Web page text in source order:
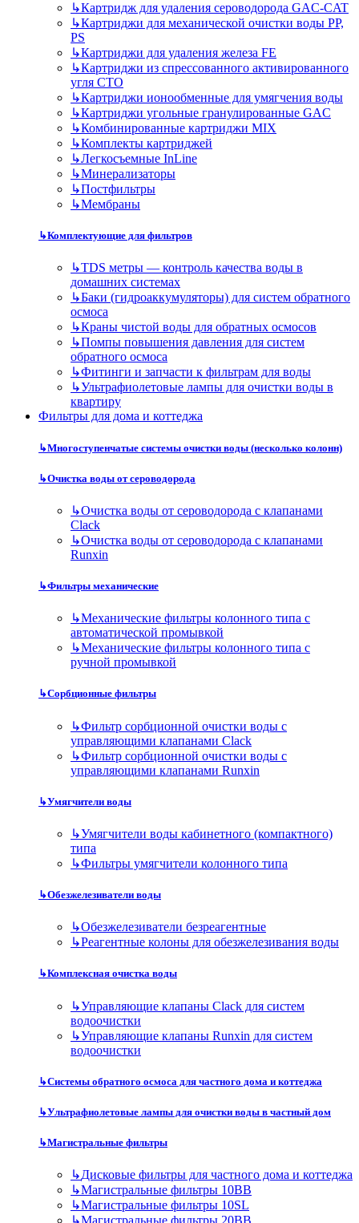
↳Картридж для удаления сероводорода GAC-CAT
↳Картриджи для механической очистки воды PP,
PS
↳Картриджи для удаления железа FE
↳Картриджи из спрессованного активированного
угля CTO
↳Картриджи ионообменные для умягчения воды
↳Картриджи угольные гранулированные GAC
↳Комбинированные картриджи MIX
↳Комплекты картриджей
↳Легкосъемные InLine
↳Минерализаторы
↳Постфильтры
↳Мембраны
↳Комплектующие для фильтров
↳TDS метры — контроль качества воды в
домашних системах
↳Баки (гидроаккумуляторы) для систем обратного
осмоса
↳Краны чистой воды для обратных осмосов
↳Помпы повышения давления для систем
обратного осмоса
↳Фитинги и запчасти к фильтрам для воды
↳Ультрафиолетовые лампы для очистки воды в
квартиру
Фильтры для дома и коттеджа
↳Многоступенчатые системы очистки воды (несколько колонн)
↳Очистка воды от сероводорода
↳Очистка воды от сероводорода с клапанами
Clack
↳Очистка воды от сероводорода с клапанами
Runxin
↳Фильтры механические
↳Механические фильтры колонного типа с
автоматической промывкой
↳Механические фильтры колонного типа с
ручной промывкой
↳Сорбционные фильтры
↳Фильтр сорбционной очистки воды с
управляющими клапанами Clack
↳Фильтр сорбционной очистки воды с
управляющими клапанами Runxin
↳Умягчители воды
↳Умягчители воды кабинетного (компактного)
типа
↳Фильтры умягчители колонного типа
↳Обезжелезиватели воды
↳Обезжелезиватели безреагентные
↳Реагентные колоны для обезжелезивания воды
↳Комплексная очистка воды
↳Управляющие клапаны Clack для систем
водоочистки
↳Управляющие клапаны Runxin для систем
водоочистки
↳Системы обратного осмоса для частного дома и коттеджа
↳Ультрафиолетовые лампы для очистки воды в частный дом
↳Магистральные фильтры
↳Дисковые фильтры для частного дома и коттеджа
↳Магистральные фильтры 10BB
↳Магистральные фильтры 10SL